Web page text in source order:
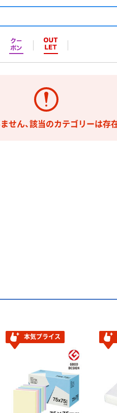
せん、該当のカテゴリーは存
本気プライス